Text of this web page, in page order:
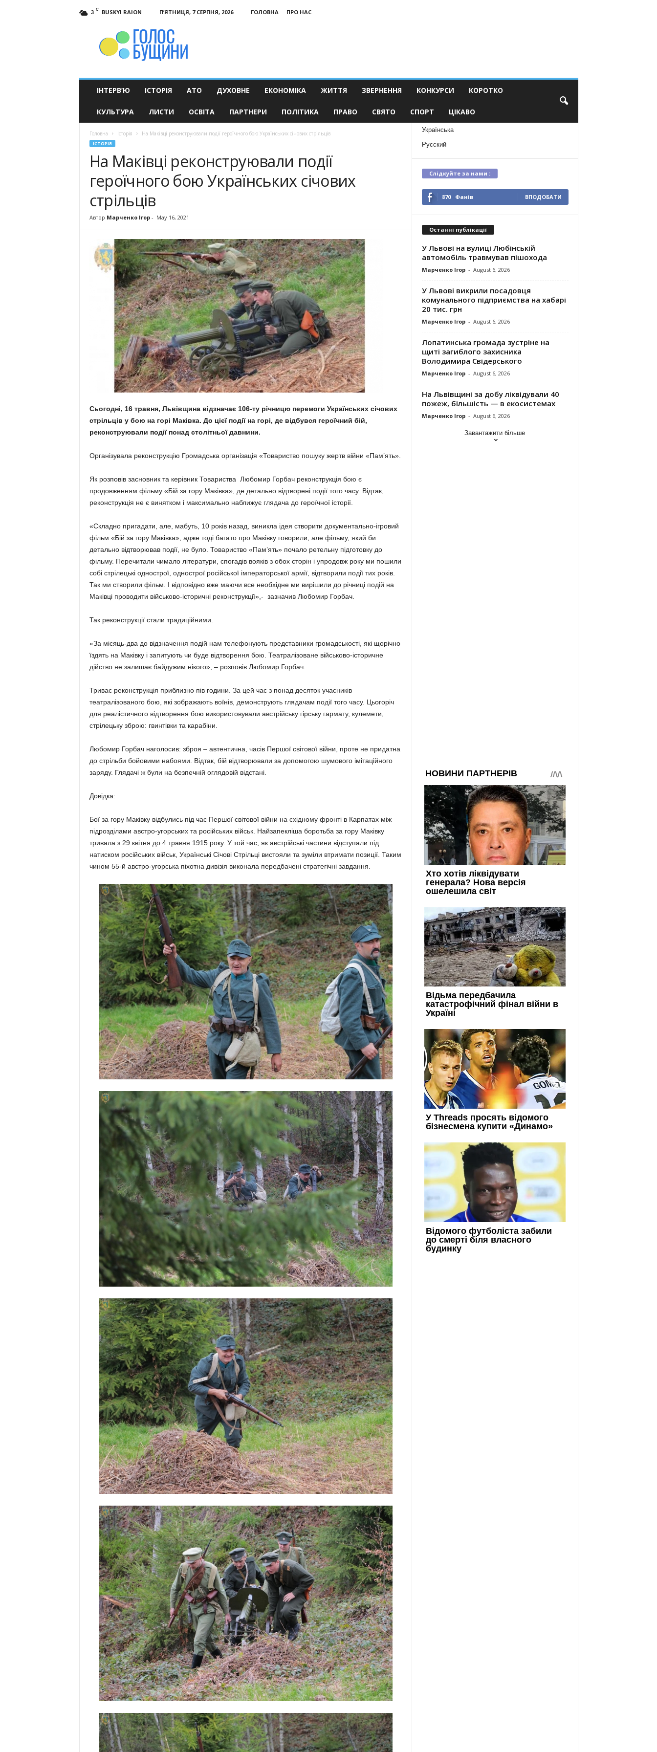
3 C BUSKYI RAION П’ЯТНИЦЯ, 7 СЕРПНЯ, 2026 ГОЛОВНА
ПРО НАС
ІНТЕРВ’Ю ІСТОРІЯ АТО ДУХОВНЕ ЕКОНОМІКА ЖИТТЯ ЗВЕРНЕННЯ КОНКУРСИ КОРОТКО
КУЛЬТУРА ЛИСТИ ОСВІТА ПАРТНЕРИ ПОЛІТИКА ПРАВО СВЯТО СПОРТ ЦІКАВО
Головна Історія На Маківці реконструювали події героїчного бою Українських січових стрільців
ІСТОРІЯ
На Маківці реконструювали події
героїчного бою Українських січових
стрільців
Автор Марченко Ігор- May 16, 2021
Сьогодні, 16 травня, Львівщина відзначає 106-ту річницю перемоги Українських січових
стрільців у бою на горі Маківка. До цієї події на горі, де відбувся героїчний бій,
реконструювали події понад столітньої давнини.
Організувала реконструкцію Громадська організація «Товариство пошуку жертв війни «Пам’ять».
Як розповів засновник та керівник Товариства Любомир Горбач реконструкція бою є
продовженням фільму «Бій за гору Маківка», де детально відтворені події того часу. Відтак,
реконструкція не є винятком і максимально наближує глядача до героїчної історії.
«Складно пригадати, але, мабуть, 10 років назад, виникла ідея створити документально-ігровий
фільм «Бій за гору Маківка», адже тоді багато про Маківку говорили, але фільму, який би
детально відтворював події, не було. Товариство «Пам’ять» почало ретельну підготовку до
фільму. Перечитали чимало літератури, спогадів вояків з обох сторін і упродовж року ми пошили
собі стрілецькі однострої, однострої російської імператорської армії, відтворили події тих років.
Так ми створили фільм. І відповідно вже маючи все необхідне ми вирішили до річниці подій на
Маківці проводити військово-історичні реконструкції»,- зазначив Любомир Горбач.
Так реконструкції стали традиційними.
«За місяць-два до відзначення подій нам телефонують представники громадськості, які щорічно
їздять на Маківку і запитують чи буде відтворення бою. Театралізоване військово-історичне
дійство не залишає байдужим нікого», – розповів Любомир Горбач.
Триває реконструкція приблизно пів години. За цей час з понад десяток учасників
театралізованого бою, які зображають воїнів, демонструють глядачам події того часу. Цьогоріч
для реалістичного відтворення бою використовували австрійську гірську гармату, кулемети,
стрілецьку зброю: гвинтівки та карабіни.
Любомир Горбач наголосив: зброя – автентична, часів Першої світової війни, проте не придатна
до стрільби бойовими набоями. Відтак, бій відтворювали за допомогою шумового імітаційного
заряду. Глядачі ж були на безпечній оглядовій відстані.
Довідка:
Бої за гору Маківку відбулись під час Першої світової війни на східному фронті в Карпатах між
підрозділами австро-угорських та російських військ. Найзапекліша боротьба за гору Маківку
тривала з 29 квітня до 4 травня 1915 року. У той час, як австрійські частини відступали під
натиском російських військ, Українські Січові Стрільці вистояли та зуміли втримати позиції. Таким
чином 55-й австро-угорська піхотна дивізія виконала передбачені стратегічні завдання.
Українська
Русский
Слідкуйте за нами :
870 Фанів ВПОДОБАТИ
Останні публікації
У Львові на вулиці Любінській
автомобіль травмував пішохода
Марченко Ігор - August 6, 2026
У Львові викрили посадовця
комунального підприємства на хабарі
20 тис. грн
Марченко Ігор - August 6, 2026
Лопатинська громада зустріне на
щиті загиблого захисника
Володимира Свідерського
Марченко Ігор - August 6, 2026
На Львівщині за добу ліквідували 40
пожеж, більшість — в екосистемах
Марченко Ігор - August 6, 2026
Завантажити більше